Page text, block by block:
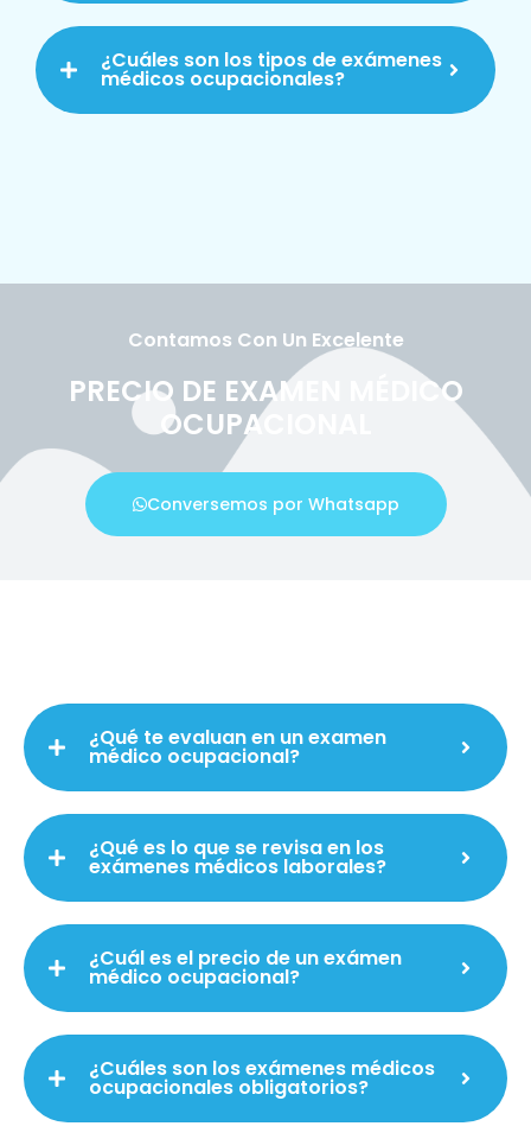
¿Cuáles son los tipos de exámenes
médicos ocupacionales?
Contamos Con Un Excelente
PRECIO DE EXAMEN MÉDICO
OCUPACIONAL
Conversemos por Whatsapp
¿Qué te evaluan en un examen
médico ocupacional?
¿Qué es lo que se revisa en los
exámenes médicos laborales?
¿Cuál es el precio de un exámen
médico ocupacional?
¿Cuáles son los exámenes médicos
ocupacionales obligatorios?